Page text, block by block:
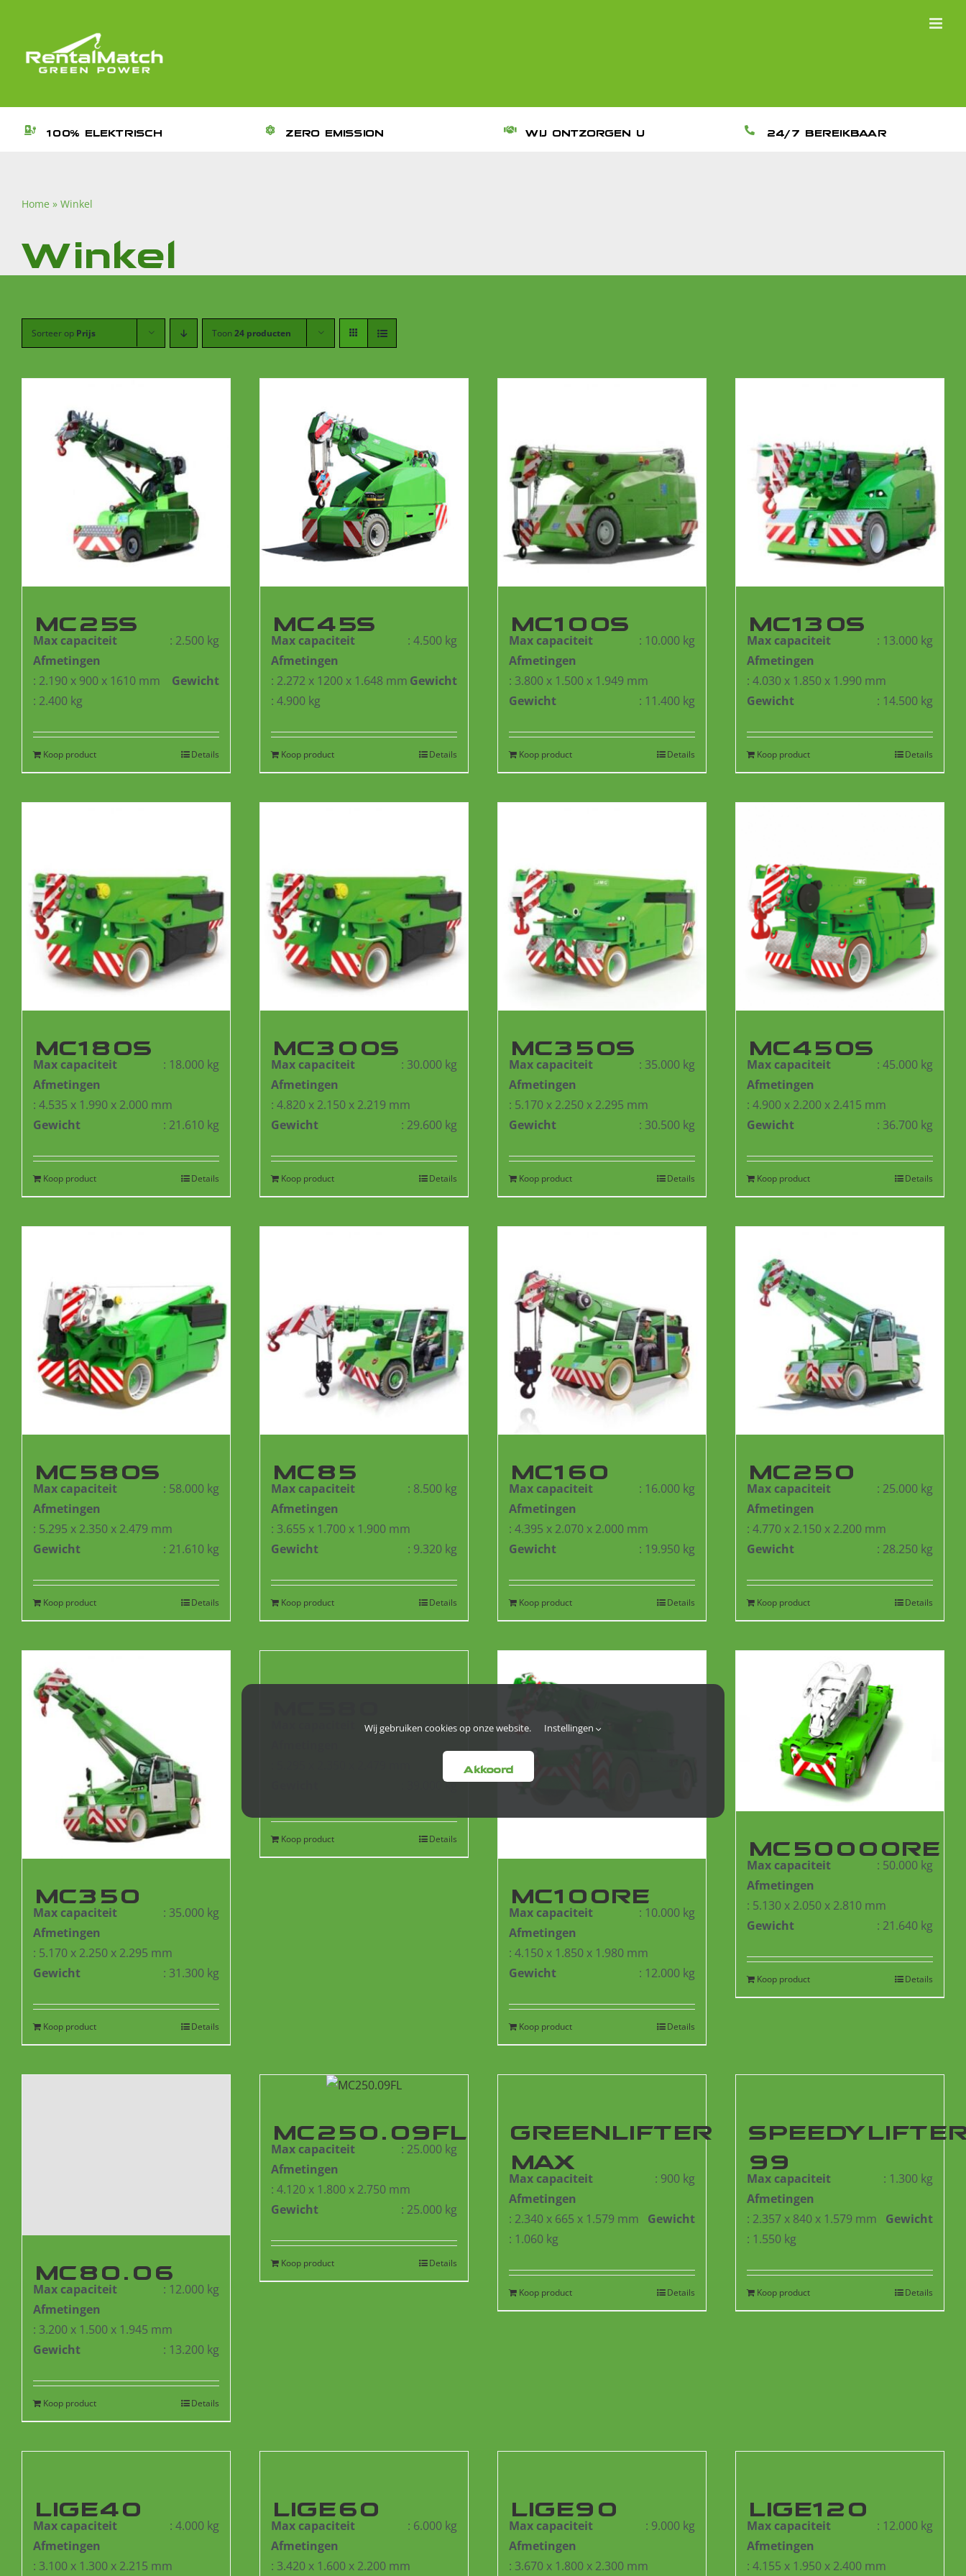
inhoud
100% ELEKTRISCH ZERO EMISSION WIJ ONTZORGEN U 24/7 BEREIKBAAR
Home » Winkel
Winkel
Sorteer op Prijs Toon24 producten
MC25S
Max capaciteit
: 2.500 kg
Afmetingen
: 2.190 x 900 x 1610 mm
Gewicht
: 2.400 kg
Koop product Details
MC45S
Max capaciteit
: 4.500 kg
Afmetingen
: 2.272 x 1200 x 1.648 mm Gewicht
: 4.900 kg
Koop product Details
MC100S
Max capaciteit
: 10.000 kg
Afmetingen
: 3.800 x 1.500 x 1.949 mm
Gewicht
: 11.400 kg
Koop product Details
MC130S
Max capaciteit
: 13.000 kg
Afmetingen
: 4.030 x 1.850 x 1.990 mm
Gewicht
: 14.500 kg
Koop product Details
MC180S
Max capaciteit
: 18.000 kg
Afmetingen
: 4.535 x 1.990 x 2.000 mm
Gewicht
: 21.610 kg
Koop product Details
MC300S
Max capaciteit
: 30.000 kg
Afmetingen
: 4.820 x 2.150 x 2.219 mm
Gewicht
: 29.600 kg
Koop product Details
MC350S
Max capaciteit
: 35.000 kg
Afmetingen
: 5.170 x 2.250 x 2.295 mm
Gewicht
: 30.500 kg
Koop product Details
MC450S
Max capaciteit
: 45.000 kg
Afmetingen
: 4.900 x 2.200 x 2.415 mm
Gewicht
: 36.700 kg
Koop product Details
MC580S
Max capaciteit
: 58.000 kg
Afmetingen
: 5.295 x 2.350 x 2.479 mm
Gewicht
: 21.610 kg
Koop product Details
MC85
Max capaciteit
: 8.500 kg
Afmetingen
: 3.655 x 1.700 x 1.900 mm
Gewicht
: 9.320 kg
Koop product Details
MC160
Max capaciteit
: 16.000 kg
Afmetingen
: 4.395 x 2.070 x 2.000 mm
Gewicht
: 19.950 kg
Koop product Details
MC250
Max capaciteit
: 25.000 kg
Afmetingen
: 4.770 x 2.150 x 2.200 mm
Gewicht
: 28.250 kg
Koop product Details
MC350
Max capaciteit
: 35.000 kg
Afmetingen
: 5.170 x 2.250 x 2.295 mm
Gewicht
: 31.300 kg
Koop product Details
: 58.000 kg
: 39.000 kg
Koop product Details
MC100RE
Max capaciteit
: 10.000 kg
Afmetingen
: 4.150 x 1.850 x 1.980 mm
Gewicht
: 12.000 kg
Koop product Details
MC50000RE
Max capaciteit
: 50.000 kg
Afmetingen
: 5.130 x 2.050 x 2.810 mm
Gewicht
: 21.640 kg
Koop product Details
MC80.06
Max capaciteit
: 12.000 kg
Afmetingen
: 3.200 x 1.500 x 1.945 mm
Gewicht
: 13.200 kg
Koop product Details
MC250.09FL
Max capaciteit
: 25.000 kg
Afmetingen
: 4.120 x 1.800 x 2.750 mm
Gewicht
: 25.000 kg
Koop product Details
GREENLIFTER
MAX
Max capaciteit
: 900 kg
Afmetingen
: 2.340 x 665 x 1.579 mm
Gewicht
: 1.060 kg
Koop product Details
SPEEDYLIFTER
99
Max capaciteit
: 1.300 kg
Afmetingen
: 2.357 x 840 x 1.579 mm
Gewicht
: 1.550 kg
Koop product Details
LIGE40
Max capaciteit
: 4.000 kg
Afmetingen
: 3.100 x 1.300 x 2.215 mm
LIGE60
Max capaciteit
: 6.000 kg
Afmetingen
: 3.420 x 1.600 x 2.200 mm
LIGE90
Max capaciteit
: 9.000 kg
Afmetingen
: 3.670 x 1.800 x 2.300 mm
LIGE120
Max capaciteit
: 12.000 kg
Afmetingen
: 4.155 x 1.950 x 2.400 mm
Wij gebruiken cookies op onze website. Instellingen
Akkoord